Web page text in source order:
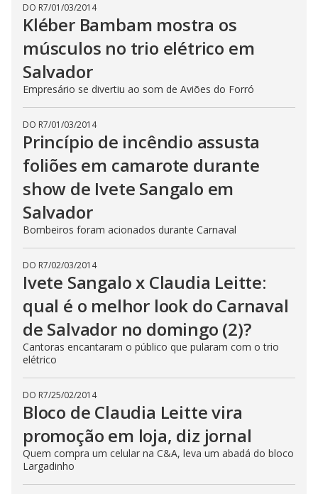
DO R7/01/03/2014
Kléber Bambam mostra os
músculos no trio elétrico em
Salvador
Empresário se divertiu ao som de Aviões do Forró
DO R7/01/03/2014
Princípio de incêndio assusta
foliões em camarote durante
show de Ivete Sangalo em
Salvador
Bombeiros foram acionados durante Carnaval
DO R7/02/03/2014
Ivete Sangalo x Claudia Leitte:
qual é o melhor look do Carnaval
de Salvador no domingo (2)?
Cantoras encantaram o público que pularam com o trio
elétrico
DO R7/25/02/2014
Bloco de Claudia Leitte vira
promoção em loja, diz jornal
Quem compra um celular na C&A, leva um abadá do bloco
Largadinho